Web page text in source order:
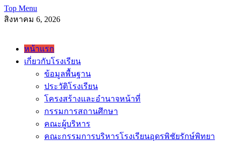
Skip
to
Top Menu
สิงหาคม 6, 2026
โรงเรียนอุดพิชัยรักษ์พิทยา Udonpichairakpittaya School
หน้าแรก
เกี่ยวกับโรงเรียน
ข้อมูลพื้นฐาน
ประวัติโรงเรียน
โครงสร้างและอำนาจหน้าที่
กรรมการสถานศึกษา
คณะผู้บริหาร
คณะกรรมการบริหารโรงเรียนอุดรพิชัยรักษ์พิทยา